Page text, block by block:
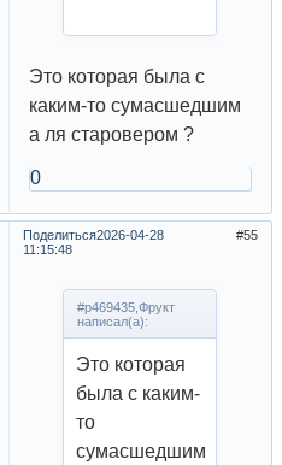
Это которая была с
каким-то сумасшедшим
а ля старовером ?
0
Поделиться 55
2026-04-28
11:15:48
#p469435,Фрукт
написал(а):
Это которая
была с каким-
то
сумасшедшим